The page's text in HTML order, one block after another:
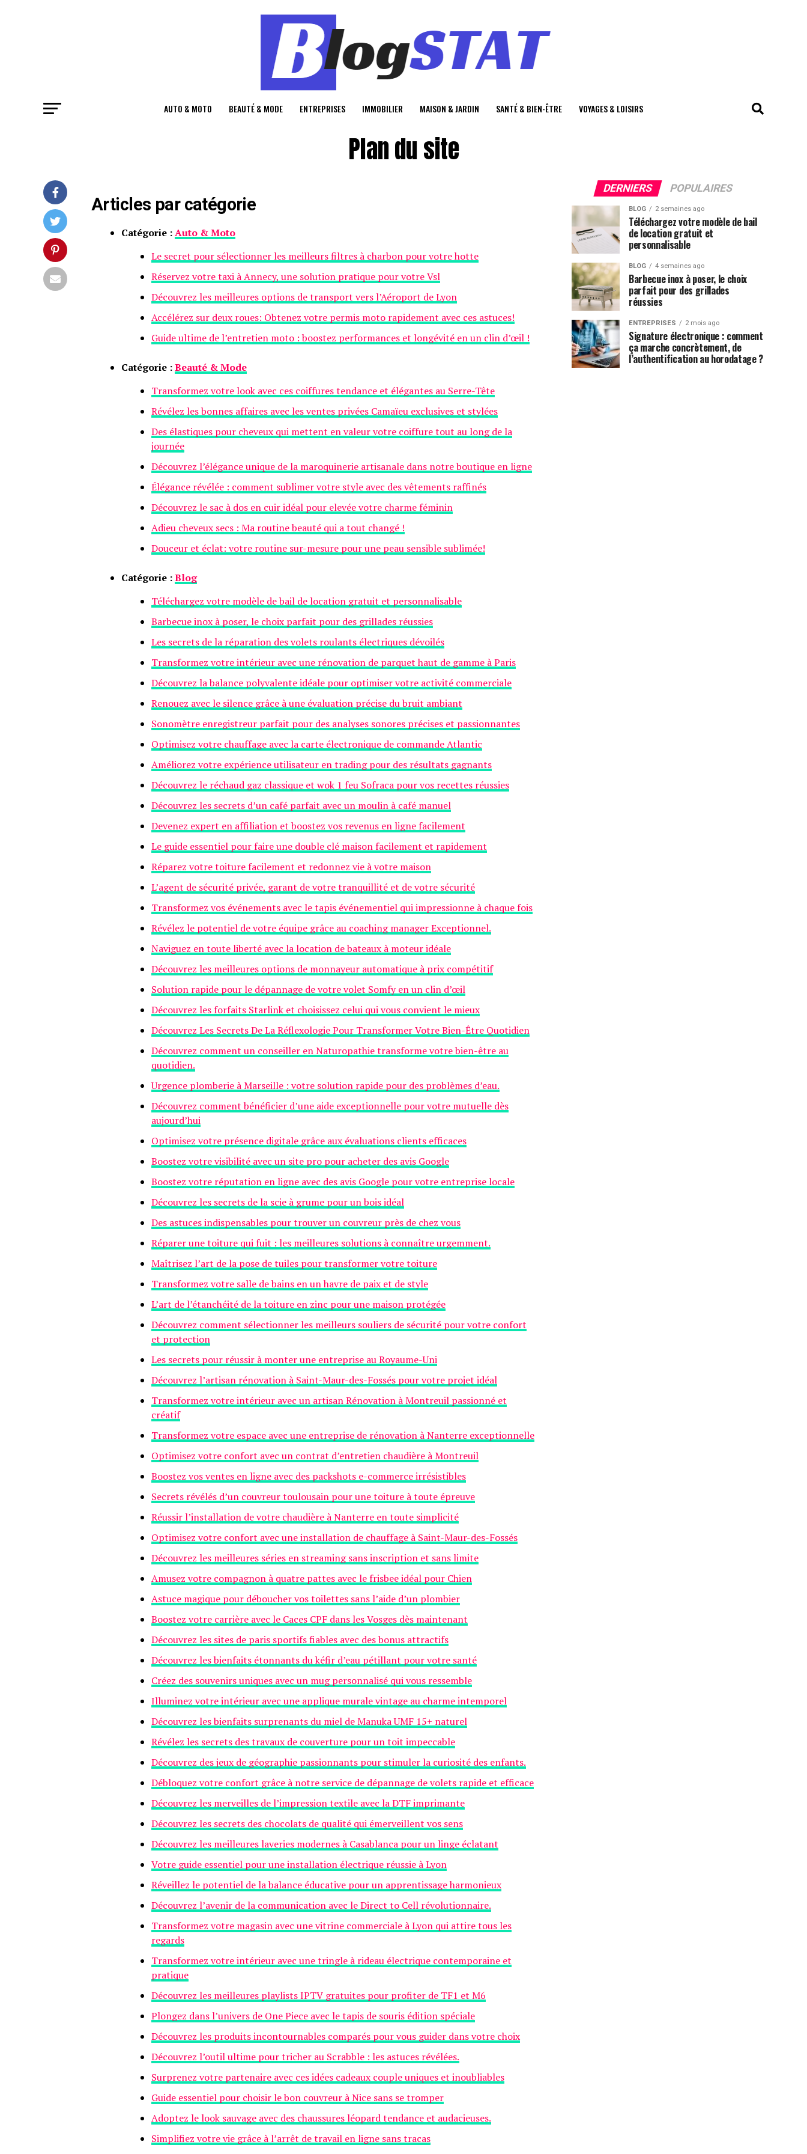
AUTO & MOTO BEAUTÉ & MODE ENTREPRISES IMMOBILIER MAISON & JARDIN SANTÉ & BIEN-ÊTRE VOYAGES & LOISIRS
Plan du site
Articles par catégorie
Catégorie :Auto & Moto
Le secret pour sélectionner les meilleurs filtres à charbon pour votre hotte
Réservez votre taxi à Annecy, une solution pratique pour votre Vsl
Découvrez les meilleures options de transport vers l’Aéroport de Lyon
Accélérez sur deux roues: Obtenez votre permis moto rapidement avec ces astuces!
Guide ultime de l’entretien moto : boostez performances et longévité en un clin d’œil !
Catégorie :Beauté & Mode
Transformez votre look avec ces coiffures tendance et élégantes au Serre-Tête
Révélez les bonnes affaires avec les ventes privées Camaïeu exclusives et stylées
Des élastiques pour cheveux qui mettent en valeur votre coiffure tout au long de la
journée
Découvrez l’élégance unique de la maroquinerie artisanale dans notre boutique en ligne
Élégance révélée : comment sublimer votre style avec des vêtements raffinés
Découvrez le sac à dos en cuir idéal pour elevée votre charme féminin
Adieu cheveux secs : Ma routine beauté qui a tout changé !
Douceur et éclat: votre routine sur-mesure pour une peau sensible sublimée!
Catégorie :Blog
Téléchargez votre modèle de bail de location gratuit et personnalisable
Barbecue inox à poser, le choix parfait pour des grillades réussies
Les secrets de la réparation des volets roulants électriques dévoilés
Transformez votre intérieur avec une rénovation de parquet haut de gamme à Paris
Découvrez la balance polyvalente idéale pour optimiser votre activité commerciale
Renouez avec le silence grâce à une évaluation précise du bruit ambiant
Sonomètre enregistreur parfait pour des analyses sonores précises et passionnantes
Optimisez votre chauffage avec la carte électronique de commande Atlantic
Améliorez votre expérience utilisateur en trading pour des résultats gagnants
Découvrez le réchaud gaz classique et wok 1 feu Sofraca pour vos recettes réussies
Découvrez les secrets d’un café parfait avec un moulin à café manuel
Devenez expert en affiliation et boostez vos revenus en ligne facilement
Le guide essentiel pour faire une double clé maison facilement et rapidement
Réparez votre toiture facilement et redonnez vie à votre maison
L’agent de sécurité privée, garant de votre tranquillité et de votre sécurité
Transformez vos événements avec le tapis événementiel qui impressionne à chaque fois
Révélez le potentiel de votre équipe grâce au coaching manager Exceptionnel.
Naviguez en toute liberté avec la location de bateaux à moteur idéale
Découvrez les meilleures options de monnayeur automatique à prix compétitif
Solution rapide pour le dépannage de votre volet Somfy en un clin d’œil
Découvrez les forfaits Starlink et choisissez celui qui vous convient le mieux
Découvrez Les Secrets De La Réflexologie Pour Transformer Votre Bien-Être Quotidien
Découvrez comment un conseiller en Naturopathie transforme votre bien-être au
quotidien.
Urgence plomberie à Marseille : votre solution rapide pour des problèmes d’eau.
Découvrez comment bénéficier d’une aide exceptionnelle pour votre mutuelle dès
aujourd’hui
Optimisez votre présence digitale grâce aux évaluations clients efficaces
Boostez votre visibilité avec un site pro pour acheter des avis Google
Boostez votre réputation en ligne avec des avis Google pour votre entreprise locale
Découvrez les secrets de la scie à grume pour un bois idéal
Des astuces indispensables pour trouver un couvreur près de chez vous
Réparer une toiture qui fuit : les meilleures solutions à connaître urgemment.
Maîtrisez l’art de la pose de tuiles pour transformer votre toiture
Transformez votre salle de bains en un havre de paix et de style
L’art de l’étanchéité de la toiture en zinc pour une maison protégée
Découvrez comment sélectionner les meilleurs souliers de sécurité pour votre confort
et protection
Les secrets pour réussir à monter une entreprise au Royaume-Uni
Découvrez l’artisan rénovation à Saint-Maur-des-Fossés pour votre projet idéal
Transformez votre intérieur avec un artisan Rénovation à Montreuil passionné et
créatif
Transformez votre espace avec une entreprise de rénovation à Nanterre exceptionnelle
Optimisez votre confort avec un contrat d’entretien chaudière à Montreuil
Boostez vos ventes en ligne avec des packshots e-commerce irrésistibles
Secrets révélés d’un couvreur toulousain pour une toiture à toute épreuve
Réussir l’installation de votre chaudière à Nanterre en toute simplicité
Optimisez votre confort avec une installation de chauffage à Saint-Maur-des-Fossés
Découvrez les meilleures séries en streaming sans inscription et sans limite
Amusez votre compagnon à quatre pattes avec le frisbee idéal pour Chien
Astuce magique pour déboucher vos toilettes sans l’aide d’un plombier
Boostez votre carrière avec le Caces CPF dans les Vosges dès maintenant
Découvrez les sites de paris sportifs fiables avec des bonus attractifs
Découvrez les bienfaits étonnants du kéfir d’eau pétillant pour votre santé
Créez des souvenirs uniques avec un mug personnalisé qui vous ressemble
Illuminez votre intérieur avec une applique murale vintage au charme intemporel
Découvrez les bienfaits surprenants du miel de Manuka UMF 15+ naturel
Révélez les secrets des travaux de couverture pour un toit impeccable
Découvrez des jeux de géographie passionnants pour stimuler la curiosité des enfants.
Débloquez votre confort grâce à notre service de dépannage de volets rapide et efficace
Découvrez les merveilles de l’impression textile avec la DTF imprimante
Découvrez les secrets des chocolats de qualité qui émerveillent vos sens
Découvrez les meilleures laveries modernes à Casablanca pour un linge éclatant
Votre guide essentiel pour une installation électrique réussie à Lyon
Réveillez le potentiel de la balance éducative pour un apprentissage harmonieux
Découvrez l’avenir de la communication avec le Direct to Cell révolutionnaire.
Transformez votre magasin avec une vitrine commerciale à Lyon qui attire tous les
regards
Transformez votre intérieur avec une tringle à rideau électrique contemporaine et
pratique
Découvrez les meilleures playlists IPTV gratuites pour profiter de TF1 et M6
Plongez dans l’univers de One Piece avec le tapis de souris édition spéciale
Découvrez les produits incontournables comparés pour vous guider dans votre choix
Découvrez l’outil ultime pour tricher au Scrabble : les astuces révélées.
Surprenez votre partenaire avec ces idées cadeaux couple uniques et inoubliables
Guide essentiel pour choisir le bon couvreur à Nice sans se tromper
Adoptez le look sauvage avec des chaussures léopard tendance et audacieuses.
Simplifiez votre vie grâce à l’arrêt de travail en ligne sans tracas
DERNIERS POPULAIRES
BLOG 2 semaines ago
Téléchargez votre modèle de bail
de location gratuit et
personnalisable
BLOG 4 semaines ago
Barbecue inox à poser, le choix
parfait pour des grillades
réussies
ENTREPRISES 2 mois ago
Signature électronique : comment
ça marche concrètement, de
l’authentification au horodatage ?